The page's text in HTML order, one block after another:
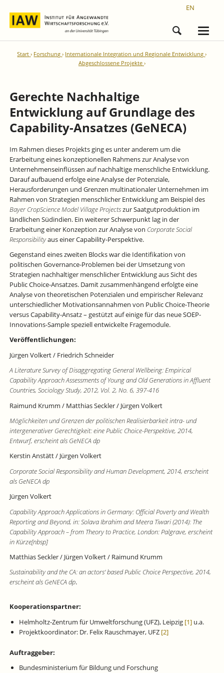
EN
Start Forschung
Internationale Integration und Regionale Entwicklung
Abgeschlossene Projekte
Gerechte Nachhaltige
Entwicklung auf Grundlage des
Capability-Ansatzes (GeNECA)
Im Rahmen dieses Projekts ging es unter anderem um die
Erarbeitung eines konzeptionellen Rahmens zur Analyse von
Unternehmenseinflüssen auf nachhaltige menschliche Entwicklung.
Darauf aufbauend erfolge eine Analyse der Potenziale,
Herausforderungen und Grenzen multinationaler Unternehmen im
Rahmen von Strategien menschlicher Entwicklung am Beispiel des
Bayer CropScience Model Village Projectszur Saatgutproduktion im
ländlichen Südindien. Ein weiterer Schwerpunkt lag in der
Erarbeitung einer Konzeption zur Analyse von Corporate Social
Responsibilityaus einer Capability-Perspektive.
Gegenstand eines zweiten Blocks war die Identifikation von
politischen Governance-Problemen bei der Umsetzung von
Strategien nachhaltiger menschlicher Entwicklung aus Sicht des
Public Choice-Ansatzes. Damit zusammenhängend erfolgte eine
Analyse von theoretischen Potenzialen und empirischer Relevanz
unterschiedlicher Motivationsannahmen von Public Choice-Theorie
versus Capability-Ansatz – gestützt auf einige für das neue SOEP-
Innovations-Sample speziell entwickelte Fragemodule.
Veröffentlichungen:
Jürgen Volkert / Friedrich Schneider
A Literature Survey of Disaggregating General Wellbeing: Empirical
Capability Approach Assessments of Young and Old Generations in Affluent
Countries, Sociology Study, 2012, Vol. 2, No. 6, 397-416
Raimund Krumm / Matthias Seckler / Jürgen Volkert
Möglichkeiten und Grenzen der politischen Realisierbarkeit intra- und
intergenerativer Gerechtigkeit: eine Public Choice-Perspektive, 2014,
Entwurf, erscheint als GeNECA dp
Kerstin Anstätt / Jürgen Volkert
Corporate Social Responsibility and Human Development, 2014, erscheint
als GeNECA dp
Jürgen Volkert
Capability Approach Applications in Germany: Official Poverty and Wealth
Reporting and Beyond, in: Solava Ibrahim and Meera Tiwari (2014): The
Capability Approach – from Theory to Practice, London: Palgrave, erscheint
in Kürze[nbsp]
Matthias Seckler / Jürgen Volkert / Raimund Krumm
Sustainability and the CA: an actors‘ based Public Choice Perspective, 2014,
erscheint als GeNECA dp.
Kooperationspartner:
Helmholtz-Zentrum für Umweltforschung (UFZ), Leipzig [1]u.a.
Projektkoordinator: Dr. Felix Rauschmayer, UFZ [2]
Auftraggeber:
Bundesministerium für Bildung und Forschung